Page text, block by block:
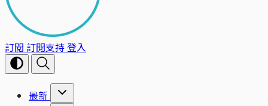
訂閱 訂閱支持登入
最新